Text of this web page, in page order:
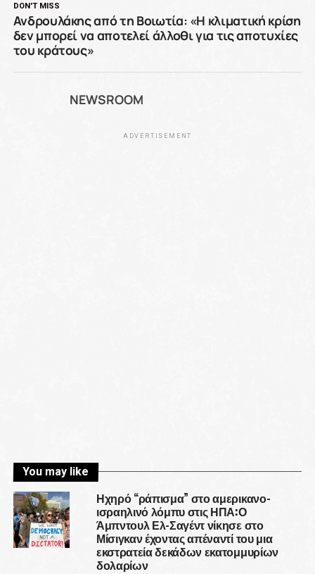
DON'T MISS
Ανδρουλάκης από τη Βοιωτία: «Η κλιματική κρίση
δεν μπορεί να αποτελεί άλλοθι για τις αποτυχίες
του κράτους»
NEWSROOM
ADVERTISEMENT
You may like
Ηχηρό “ράπισμα” στο αμερικανο-
ισραηλινό λόμπυ στις ΗΠΑ:Ο
Άμπντουλ Ελ-Σαγέντ νίκησε στο
Μίσιγκαν έχοντας απέναντί του μια
εκστρατεία δεκάδων εκατομμυρίων
δολαρίων